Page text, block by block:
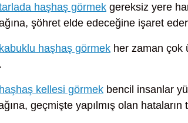
haşhaş görmek gereksiz yere
şöhret elde edeceğine işaret
haşhaş görmek her zaman çok
kellesi görmek bencil insanlar
geçmişte yapılmış olan